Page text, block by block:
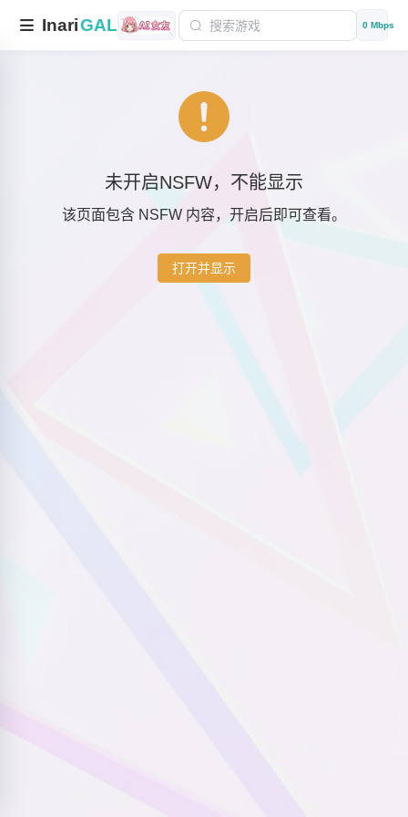
InariGAL 0 Mbps
未开启NSFW，不能显示
该页面包含 NSFW 内容，开启后即可查看。
打开并显示